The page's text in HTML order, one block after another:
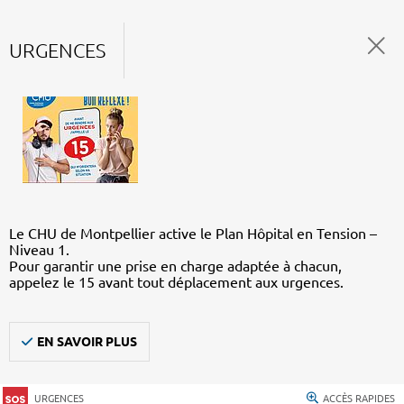
URGENCES
Le CHU de Montpellier active le Plan Hôpital en Tension –
Niveau 1.
Pour garantir une prise en charge adaptée à chacun,
appelez le 15 avant tout déplacement aux urgences.
EN SAVOIR PLUS
URGENCES ACCÈS RAPIDES